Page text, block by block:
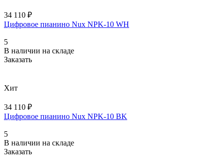
34 110 ₽
Цифровое пианино Nux NPK-10 WH
5
В наличии на складе
Заказать
Хит
34 110 ₽
Цифровое пианино Nux NPK-10 BK
5
В наличии на складе
Заказать